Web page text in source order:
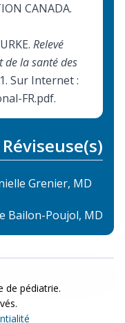
CANADA.
Relevé
de la santé des
Sur Internet :
FR.pdf.
Réviseuse(s)
Grenier, MD
Bailon-Poujol, MD
de pédiatrie.